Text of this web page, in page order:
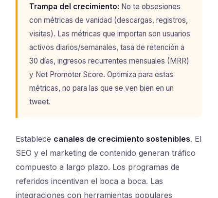
Trampa del crecimiento: No te obsesiones
con métricas de vanidad (descargas, registros,
visitas). Las métricas que importan son usuarios
activos diarios/semanales, tasa de retención a
30 días, ingresos recurrentes mensuales (MRR)
y Net Promoter Score. Optimiza para estas
métricas, no para las que se ven bien en un
tweet.
Establece canales de crecimiento sostenibles. El
SEO y el marketing de contenido generan tráfico
compuesto a largo plazo. Los programas de
referidos incentivan el boca a boca. Las
integraciones con herramientas populares